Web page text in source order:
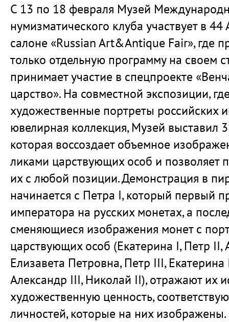
С 13 по 18 февраля Музей
нумизматического клуба участвует в
салоне «Russian Art&Antique Fair», где
только отдельную программу на своем
принимает участие в спецпроекте
царство». На совместной экспозиции,
художественные портреты российских
ювелирная коллекция, Музей выставил
которая воссоздает объемное
ликами царствующих особ и позволяет
их с любой позиции. Демонстрация в
начинается с Петра I, который первый
императора на русских монетах, а
сменяющиеся изображения монет с
царствующих особ (Екатерина I, Петр II,
Елизавета Петровна, Петр III, Екатерина
Александр III, Николай II), отражают их
художественную ценность,
личностей, которые на них изображены.